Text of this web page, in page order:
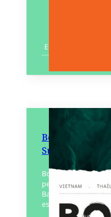
En savoir plus
Bouts du
Sud-est
Bouts du monde
perdus dans les
Bangkok. Et quand
est trop forte, on